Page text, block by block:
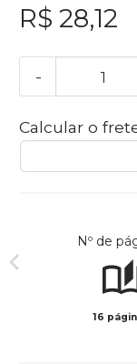
R$ 28,12
-
Calcular o
Nº de
16